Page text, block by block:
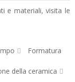
e materiali, visita le
Formatura
della ceramica